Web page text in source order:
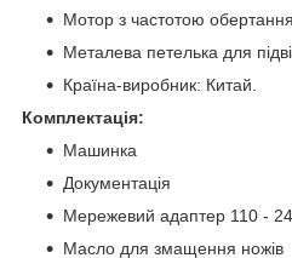
Мотор з частотою
Металева петелька для
Країна-виробник: Китай.
Комплектація:
Машинка
Документація
Мережевий адаптер 110 -
Масло для змащення ножів